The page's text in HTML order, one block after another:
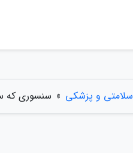
سلامتی و پزشکی » سنسوری که